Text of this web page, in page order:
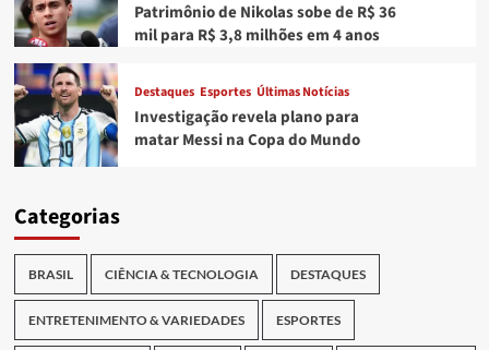
Patrimônio de Nikolas sobe de R$ 36
mil para R$ 3,8 milhões em 4 anos
Destaques Esportes Últimas Notícias
Investigação revela plano para
matar Messi na Copa do Mundo
Categorias
BRASIL CIÊNCIA & TECNOLOGIA DESTAQUES
ENTRETENIMENTO & VARIEDADES ESPORTES